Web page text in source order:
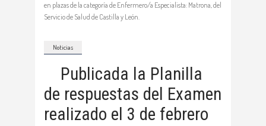
en plazas de la categoría de Enfermero/a Especialista: Matrona, del
Servicio de Salud de Castilla y León.
Noticias
Publicada la Planilla
de respuestas del Examen
realizado el 3 de febrero